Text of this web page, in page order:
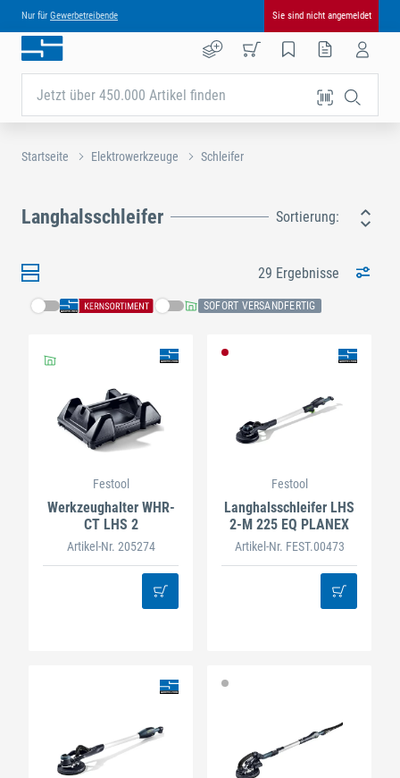
Nur für Gewerbetreibende Sie sind nicht angemeldet
Jetzt über 450.000 Artikel finden
Startseite Elektrowerkzeuge Schleifer
Langhalsschleifer Sortierung:
29 Ergebnisse
SOFORT VERSANDFERTIG
Festool
Werkzeughalter WHR-
CT LHS 2
Artikel-Nr. 205274
Festool
Langhalsschleifer LHS
2-M 225 EQ PLANEX
Artikel-Nr. FEST.00473